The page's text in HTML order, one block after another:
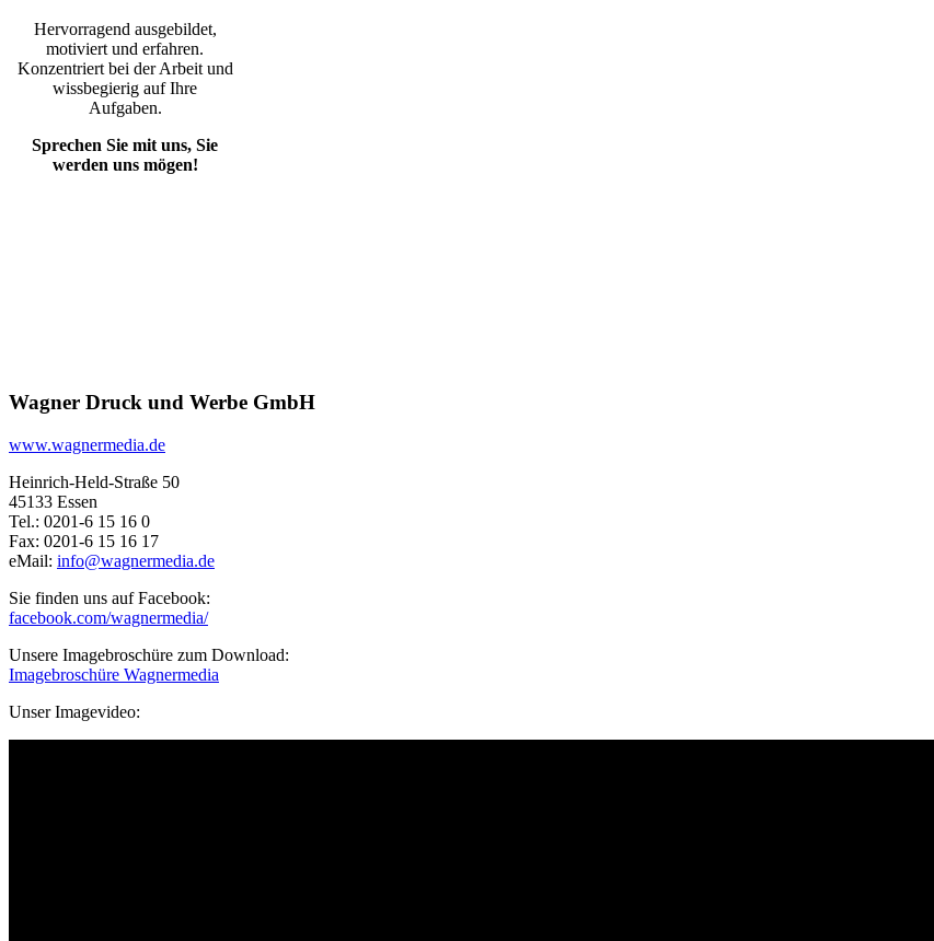
Hervorragend ausgebildet,
motiviert und erfahren.
Konzentriert bei der Arbeit und
wissbegierig auf Ihre
Aufgaben.
Sprechen Sie mit uns, Sie
werden uns mögen!
Wagner Druck und Werbe GmbH
www.wagnermedia.de
Heinrich-Held-Straße 50
45133 Essen
Tel.: 0201-6 15 16 0
Fax: 0201-6 15 16 17
eMail: info@wagnermedia.de
Sie finden uns auf Facebook:
facebook.com/wagnermedia/
Unsere Imagebroschüre zum Download:
Imagebroschüre Wagnermedia
Unser Imagevideo: